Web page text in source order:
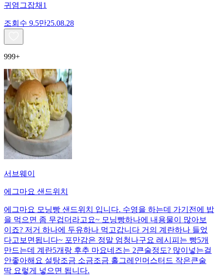
귀염그잡채1
조회수 9.5만25.08.28
999+
서브웨이
에그마요 샌드위치
에그마요 모닝빵 샌드위치 입니다. 수영을 하는데 가기전에 밥
을 먹으면 좀 무겁더라고요~ 모닝빵하나에 내용물이 많아보
이죠? 저거 하나에 두유하나 먹고갑니다 거의 계란하나 들었
다고보면됩니다~ 포만감은 정말 엄청나구요 레시피는 빵5개
만드는데 계란5개랑 후추 마요네즈는 2큰술정도? 많이넣는걸
안좋아해요 설탕조금 소금조금 홀그레인머스터드 작은큰술
딱 요렇게 넣으면 됩니다.